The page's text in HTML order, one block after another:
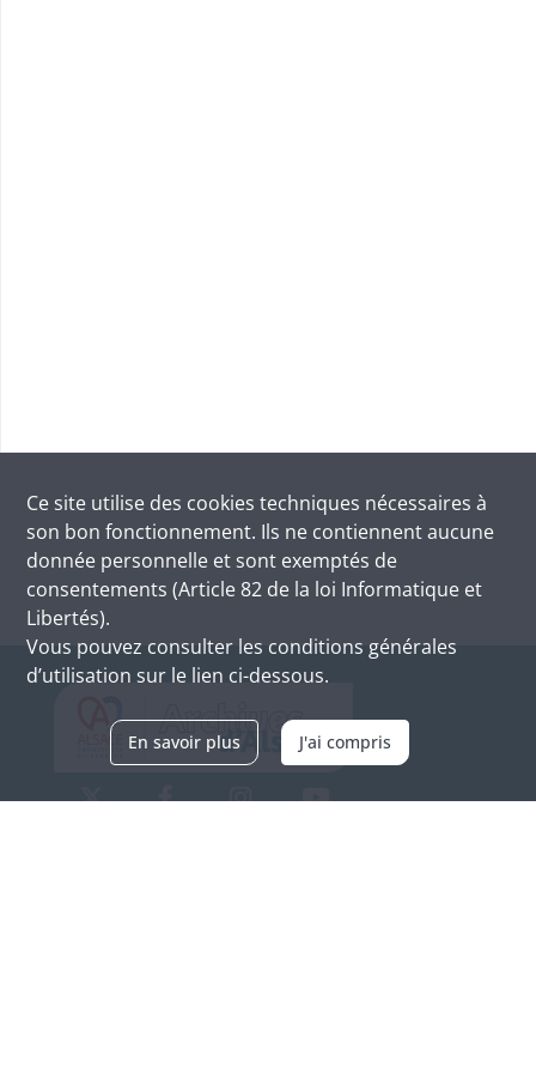
Ce site utilise des cookies techniques nécessaires à
son bon fonctionnement. Ils ne contiennent aucune
donnée personnelle et sont exemptés de
consentements (Article 82 de la loi Informatique et
Libertés).
Vous pouvez consulter les conditions générales
d’utilisation sur le lien ci-dessous.
En savoir plus J'ai compris